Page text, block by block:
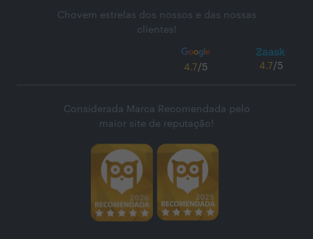
Chovem estrelas dos nossos e das nossas
clientes!
4.7/5 4.7/5
Considerada Marca Recomendada pelo
maior site de reputação!